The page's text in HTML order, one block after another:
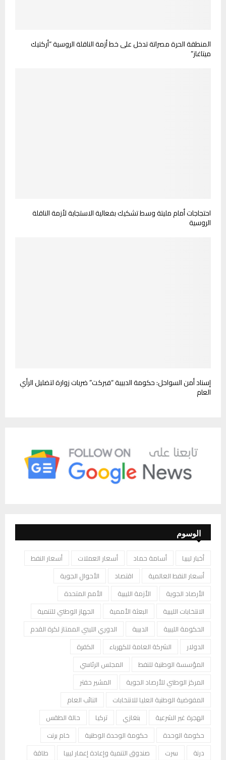
المنطقة الحرة مصراتة تدخل على خط أزمة الناقلة الروسية “أركتيك
ميتاغاز”
احتجاجات أمام مليتة وسط تشكيك بفعالية الاستجابة لأزمة الناقلة
الروسية
إسناد أمن السواحل: حكومة الدبيبة “فبركت” ضربات زوارة لتضليل الرأي
العام
الوسوم
أخبار ليبيا أسامة حماد أسعار العملات
أسعار النفط
أسعار النفط العالمية
اقتصاد
الأحوال الجوية
الأرصاد الجوية
الأزمة الليبية
الأمم المتحدة
الانتخابات الليبية
البعثة الأممية
الجهاز الوطني للتنمية
الحكومة الليبية
الدبيبة
الدوري الليبي الممتاز لكرة القدم
الدولار
الشركة العامة للكهرباء
الكفرة
المؤسسة الوطنية للنفط
المجلس الرئاسي
المركز الوطني للأرصاد الجوية
المشير حفتر
المفوضية الوطنية العليا للانتخابات
النائب العام
الهجرة غير الشرعية
بنغازي تركيا
حالة الطقس
حكومة الوحدة
حكومة الوحدة الوطنية
خام برنت
درنة
سرت صندوق التنمية وإعادة إعمار ليبيا
طاقة